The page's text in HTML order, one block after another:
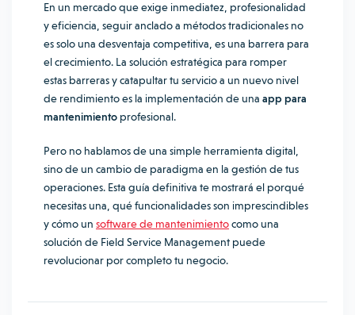
En un mercado que exige inmediatez, profesionalidad
y eficiencia, seguir anclado a métodos tradicionales no
es solo una desventaja competitiva, es una barrera para
el crecimiento. La solución estratégica para romper
estas barreras y catapultar tu servicio a un nuevo nivel
de rendimiento es la implementación de una app para
mantenimiento profesional.
Pero no hablamos de una simple herramienta digital,
sino de un cambio de paradigma en la gestión de tus
operaciones. Esta guía definitiva te mostrará el porqué
necesitas una, qué funcionalidades son imprescindibles
y cómo un software de mantenimientocomo una
solución de Field Service Management puede
revolucionar por completo tu negocio.